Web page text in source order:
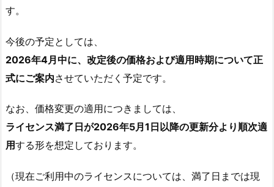
す。
今後の予定としては、
2026年4月中に、改定後の価格および適用時期について正
式にご案内させていただく予定です。
なお、価格変更の適用につきましては、
ライセンス満了日が2026年5月1日以降の更新分より順次適
用する形を想定しております。
（現在ご利用中のライセンスについては、満了日までは現